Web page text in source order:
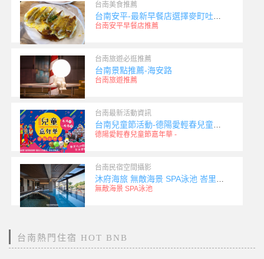
台南美食推薦
台南安平早餐店推薦
台南旅遊必逛推薦
台南景點推薦-海安路
台南旅遊推薦
台南最新活動資訊
德陽愛輕春兒童節嘉年華 -
台南民宿空間攝影
無敵海景 SPA泳池
台南熱門住宿 HOT BNB